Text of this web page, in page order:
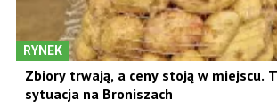
RYNEK
Zbiory trwają, a ceny stoją w miejscu.
sytuacja na Broniszach